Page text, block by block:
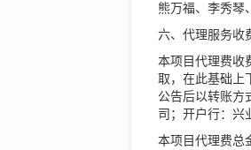
熊万福、李秀琴
六、代理服务收
本项目代理费收
取 ，在此基础上
公告后以转账方
司；开户行：兴
本项目代理费总